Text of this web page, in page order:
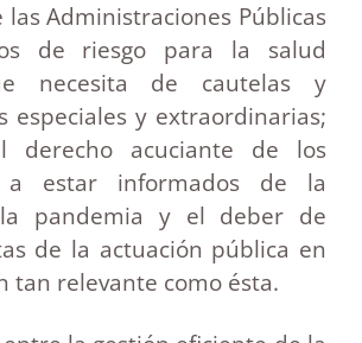
las Administraciones Públicas
de riesgo para la salud
necesita de cautelas y
especiales y extraordinarias;
derecho acuciante de los
a estar informados de la
pandemia y el deber de
de la actuación pública en
tan relevante como ésta.